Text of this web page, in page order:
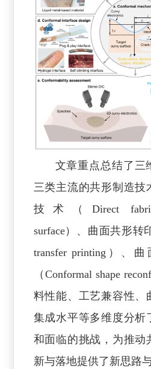
文章重点总结了三
三类主流的共形制造技
技术（Direct
surface）、曲面共形转
transfer printing）、
（Conformal shape
料性能、工艺兼容性、
集成水平等多维度分析
和面临的挑战，为推动
新与落地提供了新思路